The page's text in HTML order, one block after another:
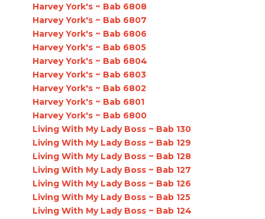
Harvey York's ~ Bab 6808
Harvey York's ~ Bab 6807
Harvey York's ~ Bab 6806
Harvey York's ~ Bab 6805
Harvey York's ~ Bab 6804
Harvey York's ~ Bab 6803
Harvey York's ~ Bab 6802
Harvey York's ~ Bab 6801
Harvey York's ~ Bab 6800
Living With My Lady Boss ~ Bab 130
Living With My Lady Boss ~ Bab 129
Living With My Lady Boss ~ Bab 128
Living With My Lady Boss ~ Bab 127
Living With My Lady Boss ~ Bab 126
Living With My Lady Boss ~ Bab 125
Living With My Lady Boss ~ Bab 124